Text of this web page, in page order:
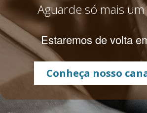
Aguarde só mais
Estaremos de volta
Conheça nosso